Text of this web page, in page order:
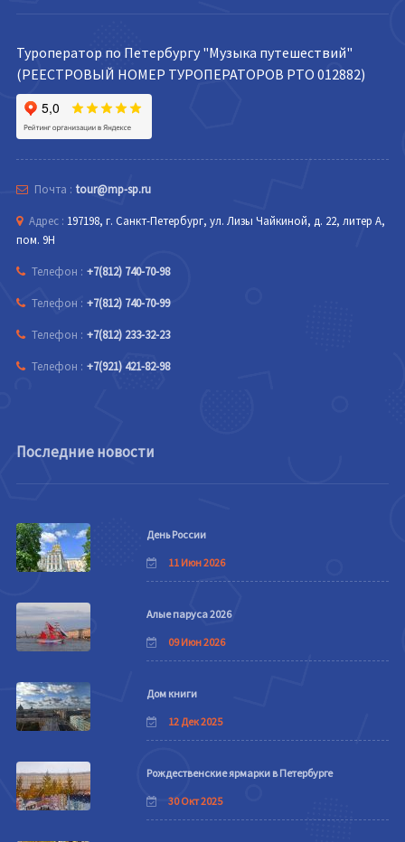
Туроператор по Петербургу "Музыка путешествий"
(РЕЕСТРОВЫЙ НОМЕР ТУРОПЕРАТОРОВ РТО 012882)
Почта : tour@mp-sp.ru
Адрес : 197198, г. Санкт-Петербург, ул. Лизы Чайкиной, д. 22, литер А,
пом. 9Н
Телефон : +7(812) 740-70-98
Телефон : +7(812) 740-70-99
Телефон : +7(812) 233-32-23
Телефон : +7(921) 421-82-98
Последние новости
День России
11 Июн 2026
Алые паруса 2026
09 Июн 2026
Дом книги
12 Дек 2025
Рождественские ярмарки в Петербурге
30 Окт 2025